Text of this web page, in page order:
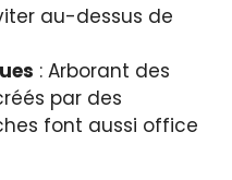
au-dessus de
: Arborant des
par des
font aussi office